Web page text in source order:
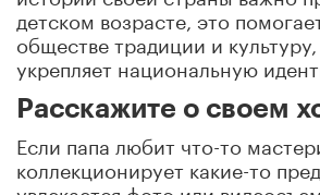
детском возрасте, это
обществе традиции и
укрепляет национальную
Расскажите о своем
Если папа любит что-то
коллекционирует какие-то